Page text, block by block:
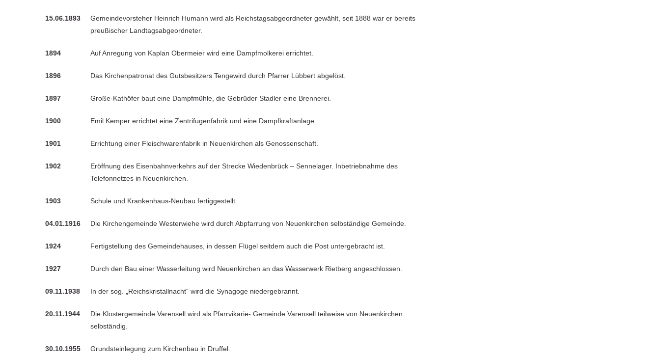
15.06.1893
Gemeindevorsteher Heinrich Humann wird als Reichstagsabgeordneter gewählt, seit 1888 war er bereits
preußischer Landtagsabgeordneter.
1894 Auf Anregung von Kaplan Obermeier wird eine Dampfmolkerei errichtet.
1896 Das Kirchenpatronat des Gutsbesitzers Tengewird durch Pfarrer Lübbert abgelöst.
1897 Große-Kathöfer baut eine Dampfmühle, die Gebrüder Stadler eine Brennerei.
1900 Emil Kemper errichtet eine Zentrifugenfabrik und eine Dampfkraftanlage.
1901 Errichtung einer Fleischwarenfabrik in Neuenkirchen als Genossenschaft.
1902
Eröffnung des Eisenbahnverkehrs auf der Strecke Wiedenbrück – Sennelager. Inbetriebnahme des
Telefonnetzes in Neuenkirchen.
1903 Schule und Krankenhaus-Neubau fertiggestellt.
04.01.1916 Die Kirchengemeinde Westerwiehe wird durch Abpfarrung von Neuenkirchen selbständige Gemeinde.
1924 Fertigstellung des Gemeindehauses, in dessen Flügel seitdem auch die Post untergebracht ist.
1927 Durch den Bau einer Wasserleitung wird Neuenkirchen an das Wasserwerk Rietberg angeschlossen.
09.11.1938 In der sog. „Reichskristallnacht“ wird die Synagoge niedergebrannt.
20.11.1944
Die Klostergemeinde Varensell wird als Pfarrvikarie- Gemeinde Varensell teilweise von Neuenkirchen
selbständig.
30.10.1955 Grundsteinlegung zum Kirchenbau in Druffel.